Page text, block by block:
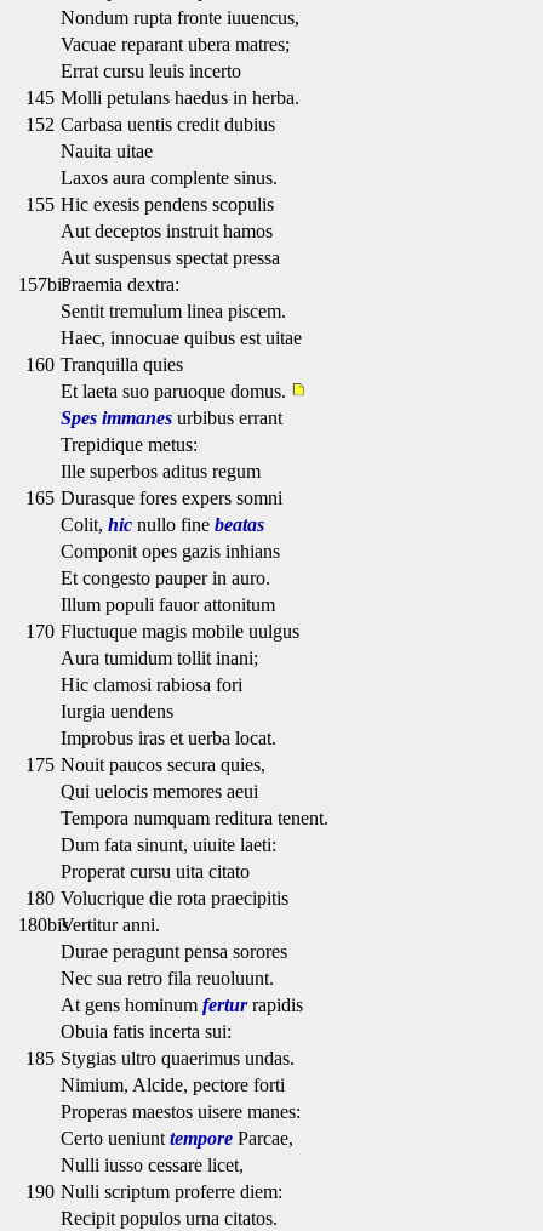
Nondum rupta fronte iuuencus,
Vacuae reparant ubera matres;
Errat cursu leuis incerto
145 Molli petulans haedus in herba.
152 Carbasa uentis credit dubius
Nauita uitae
Laxos aura complente sinus.
155 Hic exesis pendens scopulis
Aut deceptos instruit hamos
Aut suspensus spectat pressa
157bisPraemia dextra:
Sentit tremulum linea piscem.
Haec, innocuae quibus est uitae
160 Tranquilla quies
Et laeta suo paruoque domus.
Spes immanes urbibus errant
Trepidique metus:
Ille superbos aditus regum
165 Durasque fores expers somni
Colit, hic nullo fine beatas
Componit opes gazis inhians
Et congesto pauper in auro.
Illum populi fauor attonitum
170 Fluctuque magis mobile uulgus
Aura tumidum tollit inani;
Hic clamosi rabiosa fori
Iurgia uendens
Improbus iras et uerba locat.
175 Nouit paucos secura quies,
Qui uelocis memores aeui
Tempora numquam reditura tenent.
Dum fata sinunt, uiuite laeti:
Properat cursu uita citato
180 Volucrique die rota praecipitis
180bisVertitur anni.
Durae peragunt pensa sorores
Nec sua retro fila reuoluunt.
At gens hominum ferturrapidis
Obuia fatis incerta sui:
185 Stygias ultro quaerimus undas.
Nimium, Alcide, pectore forti
Properas maestos uisere manes:
Certo ueniunt tempore Parcae,
Nulli iusso cessare licet,
190 Nulli scriptum proferre diem:
Recipit populos urna citatos.